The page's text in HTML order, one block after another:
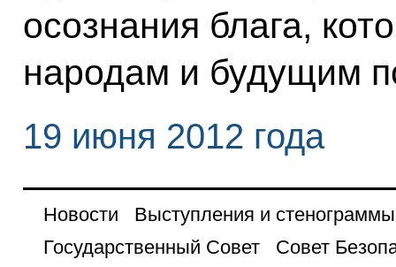
осознания блага,
народам и будущим
19 июня 2012 года
Новости
Выступления и стенограммы
Государственный Совет
Совет